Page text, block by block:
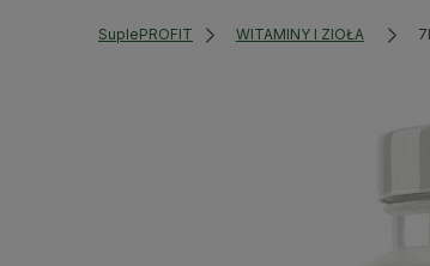
SuplePROFIT WITAMINY I ZIOŁA